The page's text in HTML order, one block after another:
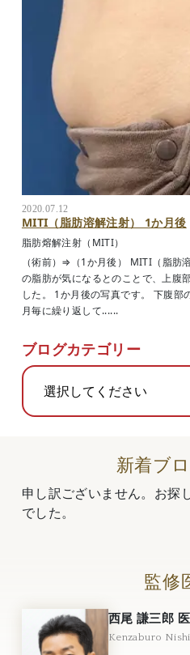
2020.07.12
MITI（脂肪溶解注射） 1か月後
脂肪熔解注射（MITI）
（術前）⇒（1か月後） MITI（脂肪
の脂肪が気になるとのことで、上腹
した。 1か月後の写真です。 下腹部
月毎に繰り返して......
ブログカテゴリー
新着ブ
申し訳ございません。お探
でした。
監修
西尾 謙三郎 医
Kenzaburo